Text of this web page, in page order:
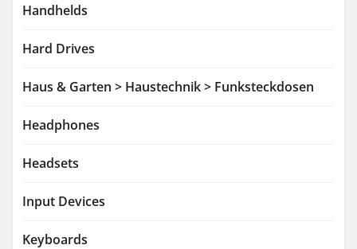
Handhelds
Hard Drives
Haus & Garten > Haustechnik > Funksteckdosen
Headphones
Headsets
Input Devices
Keyboards